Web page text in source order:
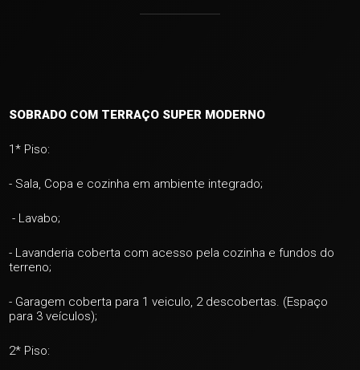
SOBRADO COM TERRAÇO SUPER MODERNO
1* Piso:
- Sala, Copa e cozinha em ambiente integrado;
- Lavabo;
- Lavanderia coberta com acesso pela cozinha e fundos do
terreno;
- Garagem coberta para 1 veiculo, 2 descobertas. (Espaço
para 3 veículos);
2* Piso: